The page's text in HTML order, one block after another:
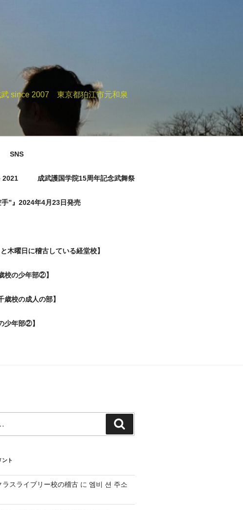
武 since 2007 東京都狛江市元和泉
SNS
2021 成武護国学院15周年記念武舞祭
”』2024年4月23日発売
木曜日に稽古している経堂校】
校の少年部②】
校の成人の部】
少年部②】
索
ント
ラスライブリー校の稽古に 엠비 션 주소